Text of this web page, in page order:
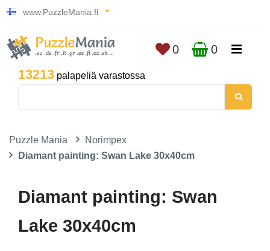
www.PuzzleMania.fi
13213 palapeliä varastossa
0 0
Puzzle Mania
Norimpex
Diamant painting: Swan Lake 30x40cm
Diamant painting: Swan
Lake 30x40cm